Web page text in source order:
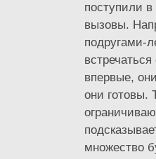
поступили
вызовы.
подругами-
впервые,
они готовы.
множество